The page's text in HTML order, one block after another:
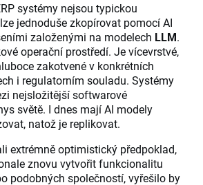
systémy nejsou typickou
jednoduše zkopírovat pomocí AI
založenými na modelech LLM.
operační prostředí. Je vícevrstvé,
zakotvené v konkrétních
i regulatorním souladu. Systémy
nejsložitější softwarové
světě. I dnes mají AI modely
natož je replikovat.
extrémně optimistický předpoklad,
znovu vytvořit funkcionalitu
podobných společností, vyřešilo by